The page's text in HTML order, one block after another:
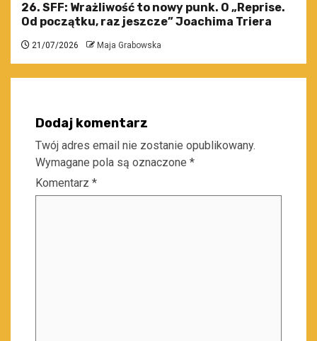
26. SFF: Wrażliwość to nowy punk. O „Reprise.
Od początku, raz jeszcze” Joachima Triera
21/07/2026 Maja Grabowska
Dodaj komentarz
Twój adres email nie zostanie opublikowany.
Wymagane pola są oznaczone *
Komentarz *